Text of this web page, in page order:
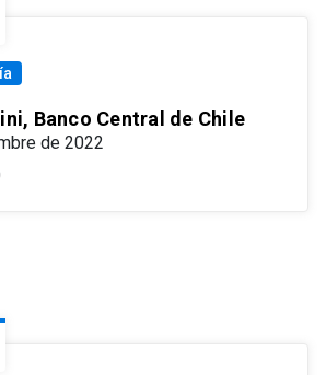
Banco Central de Chile
de 2022